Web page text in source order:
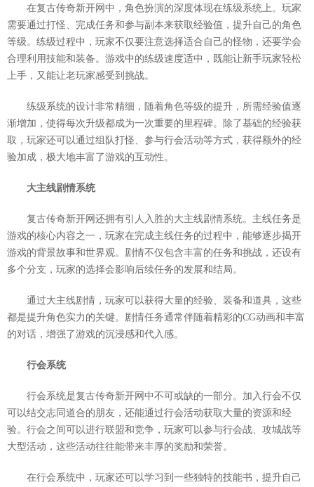
在复古传奇新开网中，角色扮演的深度体现在练级系统上。玩家
需要通过打怪、完成任务和参与副本来获取经验值，提升自己的角色
等级。练级过程中，玩家不仅要注意选择适合自己的怪物，还要学会
合理利用技能和装备。游戏中的练级速度适中，既能让新手玩家轻松
上手，又能让老玩家感受到挑战。
练级系统的设计非常精细，随着角色等级的提升，所需经验值逐
渐增加，使得每次升级都成为一次重要的里程碑。除了基础的经验获
取，玩家还可以通过组队打怪、参与行会活动等方式，获得额外的经
验加成，极大地丰富了游戏的互动性。
大主线剧情系统
复古传奇新开网还拥有引人入胜的大主线剧情系统。主线任务是
游戏的核心内容之一，玩家在完成主线任务的过程中，能够逐步揭开
游戏的背景故事和世界观。剧情不仅包含丰富的任务和挑战，还设有
多个分支，玩家的选择会影响后续任务的发展和结局。
通过大主线剧情，玩家可以获得大量的经验、装备和道具，这些
都是提升角色实力的关键。剧情任务通常伴随着精彩的CG动画和丰富
的对话，增强了游戏的沉浸感和代入感。
行会系统
行会系统是复古传奇新开网中不可或缺的一部分。加入行会不仅
可以结交志同道合的朋友，还能通过行会活动获取大量的资源和经
验。行会之间可以进行联盟和竞争，玩家可以参与行会战、攻城战等
大型活动，这些活动往往能带来丰厚的奖励和荣誉。
在行会系统中，玩家还可以学习到一些独特的技能书，提升自己